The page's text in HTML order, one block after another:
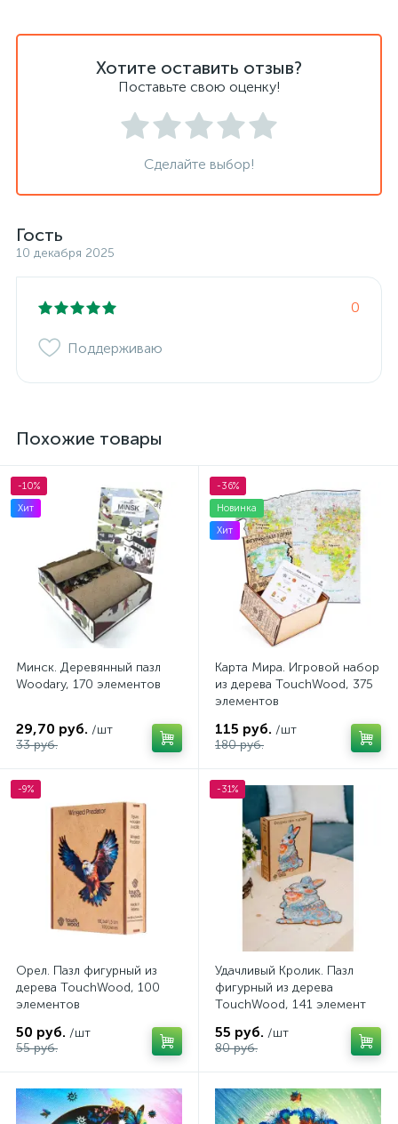
Хотите оставить отзыв?
Поставьте свою оценку!
Сделайте выбор!
Гость
10 декабря 2025
0
Поддерживаю
Похожие товары
-10%
Хит
Минск. Деревянный пазл
Woodary, 170 элементов
29,70 руб. /шт
33 руб.
-36%
Новинка
Хит
Карта Мира. Игровой набор
из дерева TouchWood, 375
элементов
115 руб. /шт
180 руб.
-9%
Орел. Пазл фигурный из
дерева TouchWood, 100
элементов
50 руб. /шт
55 руб.
-31%
Удачливый Кролик. Пазл
фигурный из дерева
TouchWood, 141 элемент
55 руб. /шт
80 руб.